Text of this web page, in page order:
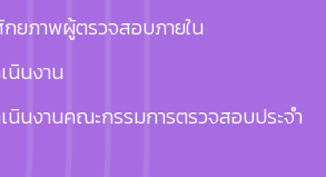
ยภาพผู้ตรวจสอบภายใน
นินงาน
นินงานคณะกรรมการตรวจสอบประจำ